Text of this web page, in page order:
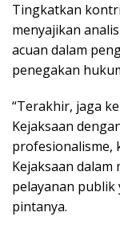
Tingkatkan
menyajikan
acuan dalam
penegakan
“Terakhir, jaga
Kejaksaan
profesionalisme,
Kejaksaan
pelayanan publik
pintanya.